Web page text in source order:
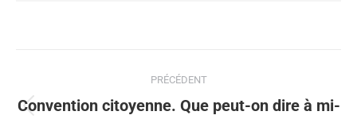
PRÉCÉDENT
Convention citoyenne. Que peut-on dire à mi-